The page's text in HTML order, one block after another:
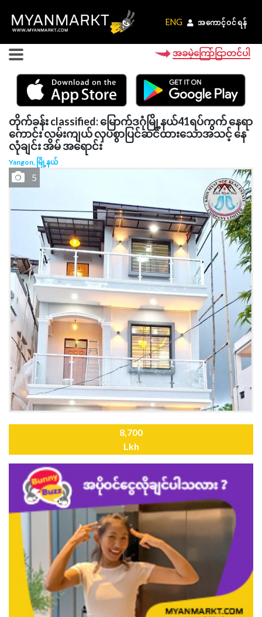
ENG အကောင့်ဝင်ရန်
ENG အကောင့်ဝင်ရန်
အခမဲ့ကြော်ငြာတင်ပါ
တိုက်ခန်း classified: မြောက်ဒဂုံမြို့နယ်41ရပ်ကွက် နေရာ
ကောင်း လမ်းကျယ် လှပစွာပြင်ဆင်ထားသောအသင့်‌ နေ
လုံချင်း အိမ် အရောင်း
Yangon, မြို့နယ်
5
8,700
Lkh